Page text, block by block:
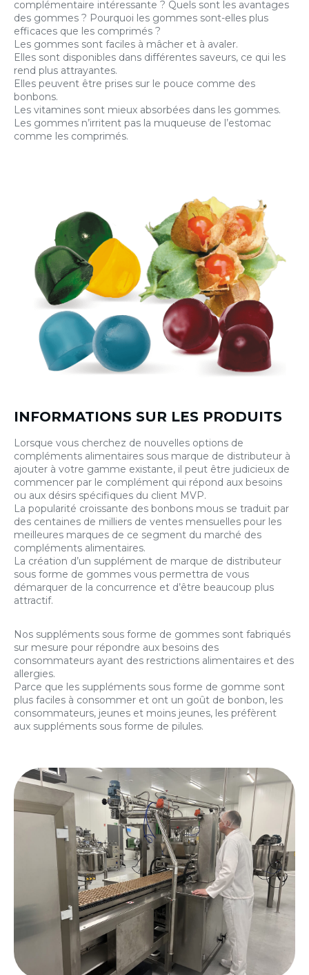
complémentaire intéressante ? Quels sont les avantages
des gommes ? Pourquoi les gommes sont-elles plus
efficaces que les comprimés ?
Les gommes sont faciles à mâcher et à avaler.
Elles sont disponibles dans différentes saveurs, ce qui les
rend plus attrayantes.
Elles peuvent être prises sur le pouce comme des
bonbons.
Les vitamines sont mieux absorbées dans les gommes.
Les gommes n’irritent pas la muqueuse de l’estomac
comme les comprimés.
INFORMATIONS SUR LES PRODUITS
Lorsque vous cherchez de nouvelles options de
compléments alimentaires sous marque de distributeur à
ajouter à votre gamme existante, il peut être judicieux de
commencer par le complément qui répond aux besoins
ou aux désirs spécifiques du client MVP.
La popularité croissante des bonbons mous se traduit par
des centaines de milliers de ventes mensuelles pour les
meilleures marques de ce segment du marché des
compléments alimentaires.
La création d’un supplément de marque de distributeur
sous forme de gommes vous permettra de vous
démarquer de la concurrence et d’être beaucoup plus
attractif.
Nos suppléments sous forme de gommes sont fabriqués
sur mesure pour répondre aux besoins des
consommateurs ayant des restrictions alimentaires et des
allergies.
Parce que les suppléments sous forme de gomme sont
plus faciles à consommer et ont un goût de bonbon, les
consommateurs, jeunes et moins jeunes, les préfèrent
aux suppléments sous forme de pilules.